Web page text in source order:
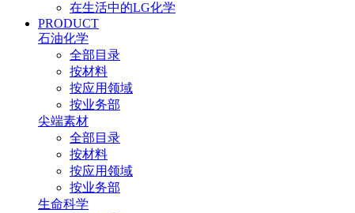
在生活中的LG化学
PRODUCT
石油化学
全部目录
按材料
按应用领域
按业务部
尖端素材
全部目录
按材料
按应用领域
按业务部
生命科学